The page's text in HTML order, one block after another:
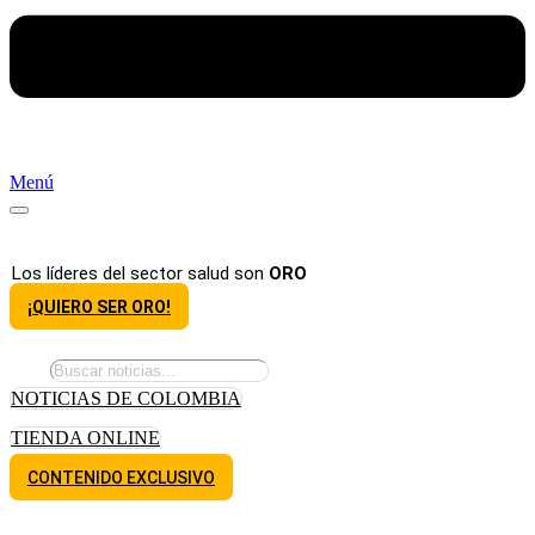
Menú
Los líderes del sector salud son ORO
¡QUIERO SER ORO!
NOTICIAS DE COLOMBIA
TIENDA ONLINE
CONTENIDO EXCLUSIVO